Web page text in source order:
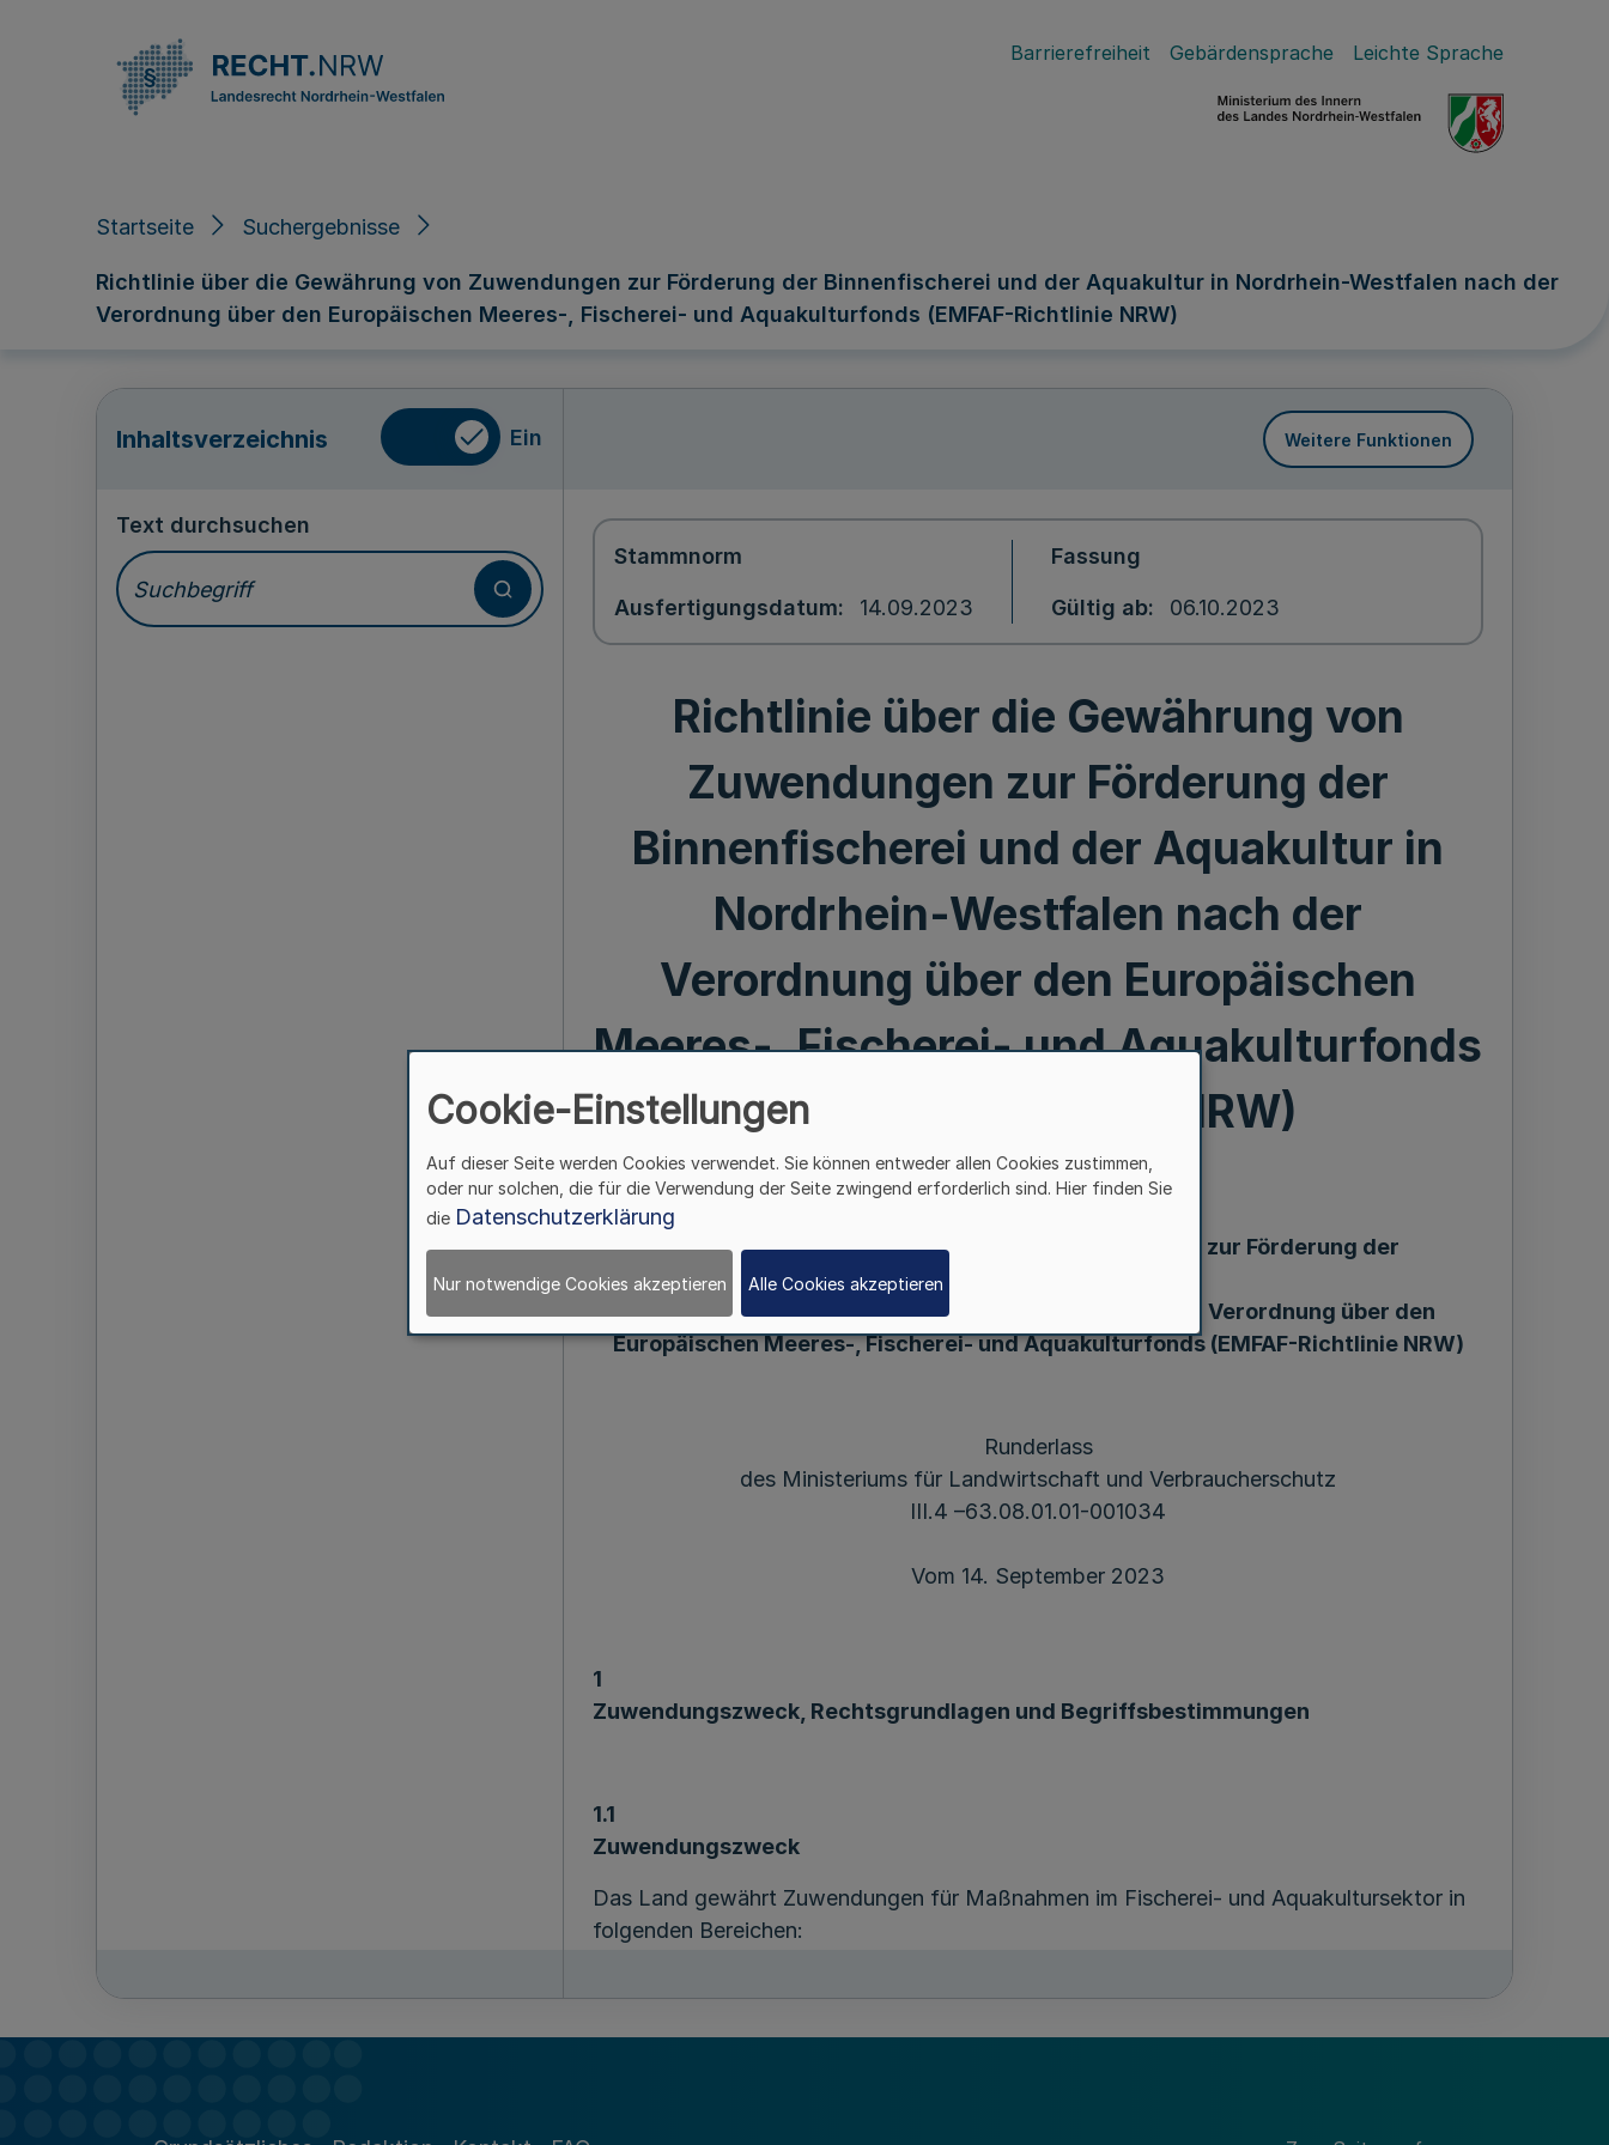
Barrierefreiheit Gebärdensprache Leichte Sprache
Startseite Suchergebnisse
Richtlinie über die Gewährung von Zuwendungen zur Förderung der Binnenfischerei und der Aquakultur in Nordrhein-Westfalen nach der
Verordnung über den Europäischen Meeres-, Fischerei- und Aquakulturfonds (EMFAF-Richtlinie NRW)
Inhaltsverzeichnis Ein Weitere Funktionen
Text durchsuchen
Stammnorm
Ausfertigungsdatum 14.09.2023
Fassung
Gültig ab 06.10.2023
Richtlinie über die Gewährung von
Zuwendungen zur Förderung der
Binnenfischerei und der Aquakultur in
Nordrhein-Westfalen nach der
Verordnung über den Europäischen
Meeres-, Fischerei- und Aquakulturfonds
(EMFAF-Richtlinie NRW)
Mehr
Richtlinie über die Gewährung von Zuwendungen zur Förderung der
und der Aquakultur in Nordrhein-Westfalen nach der Verordnung über den
Europäischen Meeres-, Fischerei- und Aquakulturfonds (EMFAF-Richtlinie NRW)
Runderlass
des Ministeriums für Landwirtschaft und Verbraucherschutz
III.4 –63.08.01.01-001034
Vom 14. September 2023
1
Zuwendungszweck, Rechtsgrundlagen und Begriffsbestimmungen
1.1
Zuwendungszweck
Das Land gewährt Zuwendungen für Maßnahmen im Fischerei- und Aquakultursektor in
folgenden Bereichen:
Cookie-Einstellungen
Auf dieser Seite werden Cookies verwendet. Sie können entweder allen Cookies zustimmen,
oder nur solchen, die für die Verwendung der Seite zwingend erforderlich sind. Hier finden Sie
die Datenschutzerklärung
Nur notwendige Cookies akzeptieren Alle Cookies akzeptieren